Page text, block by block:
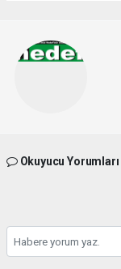
Okuyucu Yorumları